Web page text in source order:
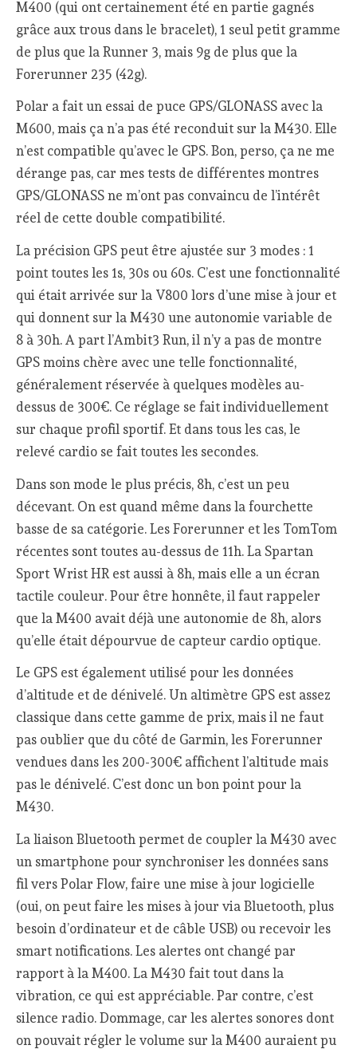
M400 (qui ont certainement été en partie gagnés
grâce aux trous dans le bracelet), 1 seul petit gramme
de plus que la Runner 3, mais 9g de plus que la
Forerunner 235 (42g).
Polar a fait un essai de puce GPS/GLONASS avec la
M600, mais ça n’a pas été reconduit sur la M430. Elle
n’est compatible qu’avec le GPS. Bon, perso, ça ne me
dérange pas, car mes tests de différentes montres
GPS/GLONASS ne m’ont pas convaincu de l’intérêt
réel de cette double compatibilité.
La précision GPS peut être ajustée sur 3 modes : 1
point toutes les 1s, 30s ou 60s. C’est une fonctionnalité
qui était arrivée sur la V800 lors d’une mise à jour et
qui donnent sur la M430 une autonomie variable de
8 à 30h. A part l’Ambit3 Run, il n’y a pas de montre
GPS moins chère avec une telle fonctionnalité,
généralement réservée à quelques modèles au-
dessus de 300€. Ce réglage se fait individuellement
sur chaque profil sportif. Et dans tous les cas, le
relevé cardio se fait toutes les secondes.
Dans son mode le plus précis, 8h, c’est un peu
décevant. On est quand même dans la fourchette
basse de sa catégorie. Les Forerunner et les TomTom
récentes sont toutes au-dessus de 11h. La Spartan
Sport Wrist HR est aussi à 8h, mais elle a un écran
tactile couleur. Pour être honnête, il faut rappeler
que la M400 avait déjà une autonomie de 8h, alors
qu’elle était dépourvue de capteur cardio optique.
Le GPS est également utilisé pour les données
d’altitude et de dénivelé. Un altimètre GPS est assez
classique dans cette gamme de prix, mais il ne faut
pas oublier que du côté de Garmin, les Forerunner
vendues dans les 200-300€ affichent l’altitude mais
pas le dénivelé. C’est donc un bon point pour la
M430.
La liaison Bluetooth permet de coupler la M430 avec
un smartphone pour synchroniser les données sans
fil vers Polar Flow, faire une mise à jour logicielle
(oui, on peut faire les mises à jour via Bluetooth, plus
besoin d’ordinateur et de câble USB) ou recevoir les
smart notifications. Les alertes ont changé par
rapport à la M400. La M430 fait tout dans la
vibration, ce qui est appréciable. Par contre, c’est
silence radio. Dommage, car les alertes sonores dont
on pouvait régler le volume sur la M400 auraient pu